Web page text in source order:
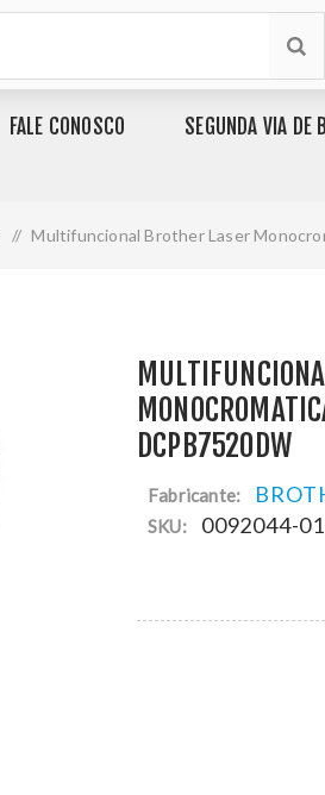
FALE CONOSCO SEGUNDA VIA DE
/ Multifuncional Brother Laser
DCPB7520DW
Fabricante:
SKU: 0092044-01